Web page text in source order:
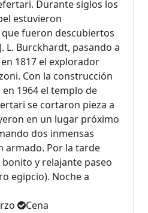
Durante siglos los
estuvieron
fueron descubiertos
L. Burckhardt, pasando a
1817 el explorador
Con la construcción
1964 el templo de
se cortaron pieza a
en un lugar próximo
dos inmensas
armado. Por la tarde
y relajante paseo
egipcio). Noche a
Cena